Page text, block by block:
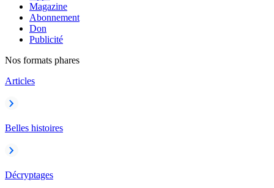
Magazine
Abonnement
Don
Publicité
Nos formats phares
Articles
Belles histoires
Décryptages